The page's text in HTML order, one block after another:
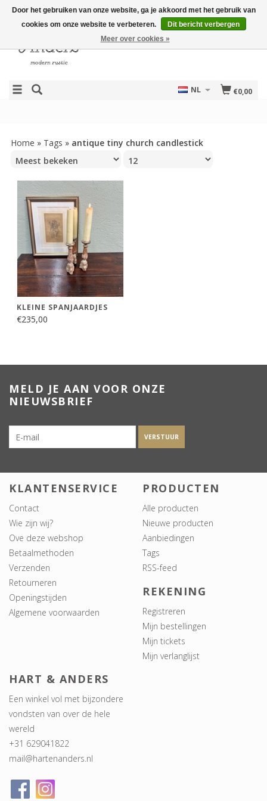
€0,00
NL
Home » Tags » antique tiny church candlestick
KLEINE SPANJAARDJES
€235,00
MELD JE AAN VOOR ONZE
NIEUWSBRIEF
VERSTUUR
KLANTENSERVICE
Contact
Wie zijn wij?
Ove deze webshop
Betaalmethoden
Verzenden
Retourneren
Openingstijden
Algemene voorwaarden
PRODUCTEN
Alle producten
Nieuwe producten
Aanbiedingen
Tags
RSS-feed
REKENING
Registreren
Mijn bestellingen
Mijn tickets
Mijn verlanglijst
HART & ANDERS
Een winkel vol met bijzondere
vondsten van over de hele
wereld
+31 629041822
mail@hartenanders.nl
Door het gebruiken van onze website, ga je akkoord met het gebruik van
cookies om onze website te verbeteren.
Dit bericht verbergen
Meer over cookies »